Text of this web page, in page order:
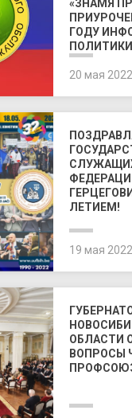
«ЗНАМЯ
ГОДУ
ПОЛИТИКИ
20 мая 2022
ЛЕТИЕМ!
19 мая 2022
ОБЛАСТИ
ВОПРОСЫ